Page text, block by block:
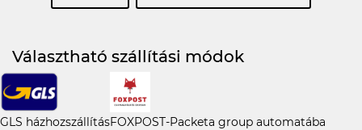
Választható szállítási módok
GLS házhozszállításFOXPOST-Packeta group automatába